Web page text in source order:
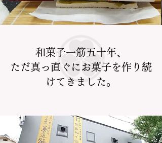
​和菓子一筋五十年、
ただ真っ直ぐにお菓子を作り続
けてきました。